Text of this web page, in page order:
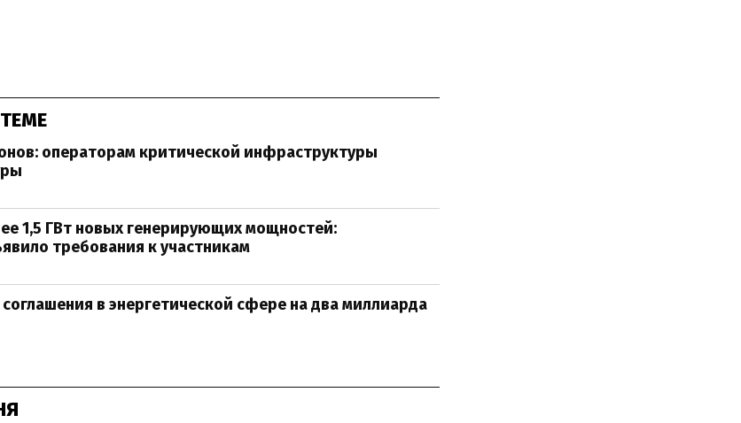
операторам критической инфраструктуры
1,5 ГВт новых генерирующих мощностей:
требования к участникам
в энергетической сфере на два миллиарда